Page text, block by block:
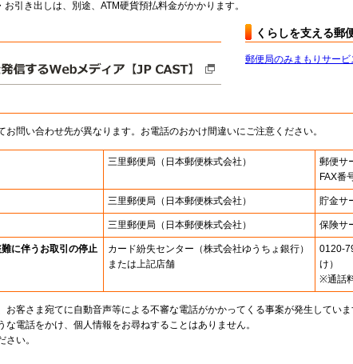
引き出しは、別途、ATM硬貨預払料金がかかります。
くらしを支える郵
郵便局のみまもりサービ
問い合わせ先が異なります。お電話のおかけ間違いにご注意ください。
三里郵便局 （日本郵便株式会社） 郵便サ
FAX番
三里郵便局 （日本郵便株式会社） 貯金サ
三里郵便局 （日本郵便株式会社） 保険サ
に伴うお取引の停止 カード紛失センター （株式会社ゆうちょ銀行）
または上記店舗
0120-
け）
※通話
お客さま宛てに自動音声等による不審な電話がかかってくる事案が発生していま
な電話をかけ、個人情報をお尋ねすることはありません。
さい。